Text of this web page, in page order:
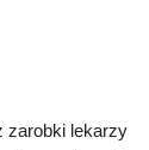
zarobki lekarzy